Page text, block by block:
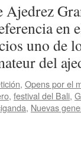
Ajedrez
en
uno de
del
, Opens por el
, festival del Bali,
, Nuevas